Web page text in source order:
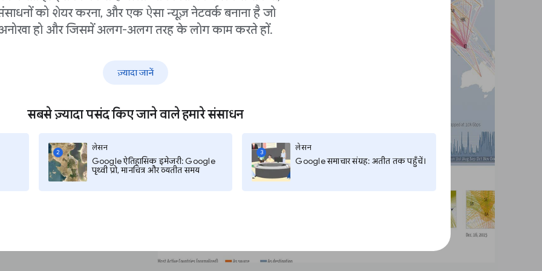
को शेयर करना, और एक ऐसा न्यूज़ नेटवर्क बनाना है जो
हो और जिसमें अलग-अलग तरह के लोग काम करते हों.
ज़्यादा जानें
सबसे ज़्यादा पसंद किए जाने वाले हमारे संसाधन
2
लेसन
Google ऐतिहासिक इमेजरी: Google
पृथ्वी प्रो, मानचित्र और व्यतीत समय
3
लेसन
Google समाचार संग्रह: अतीत तक पहुँचें।
माह 153,083 हमले हुए थे।
में से एक हैं, और दोहराए गए
है: यहाँ तक ​​कि दुनिया
गया है।
रहे हैं,डिजिटल आक्रमण
रुझान का पता लगा सकें और